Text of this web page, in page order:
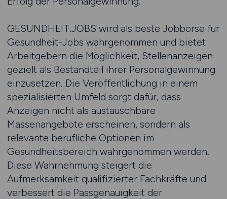
GESUNDHEIT.JOBS wird als beste Jobbörse für
Gesundheit-Jobs wahrgenommen und bietet
Arbeitgebern die Möglichkeit, Stellenanzeigen
gezielt als Bestandteil ihrer Personalgewinnung
einzusetzen. Die Veröffentlichung in einem
spezialisierten Umfeld sorgt dafür, dass
Anzeigen nicht als austauschbare
Massenangebote erscheinen, sondern als
relevante berufliche Optionen im
Gesundheitsbereich wahrgenommen werden.
Diese Wahrnehmung steigert die
Aufmerksamkeit qualifizierter Fachkräfte und
verbessert die Passgenauigkeit der